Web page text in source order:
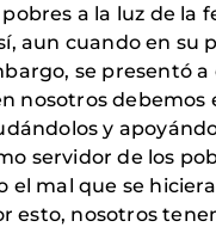
a la luz de la
aun cuando en su
se presentó a
nosotros debemos
y
servidor de los
mal que se
esto, nosotros